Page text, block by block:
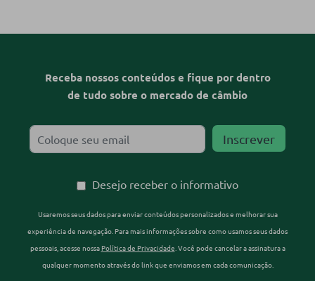
Receba nossos conteúdos e fique por dentro
de tudo sobre o mercado de câmbio
Desejo receber o informativo
Usaremos seus dados para enviar conteúdos personalizados e melhorar sua
experiência de navegação. Para mais informações sobre como usamos seus dados
pessoais, acesse nossa Política de Privacidade. Você pode cancelar a assinatura a
qualquer momento através do link que enviamos em cada comunicação.